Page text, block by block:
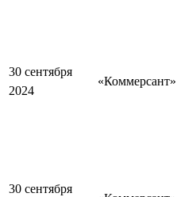
30 сентября
2024
«Коммерсант»
30 сентября